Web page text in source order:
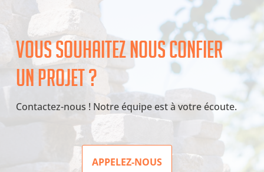
Vous souhaitez nous confier
un projet ?
Contactez-nous ! Notre équipe est à votre écoute.
APPELEZ-NOUS